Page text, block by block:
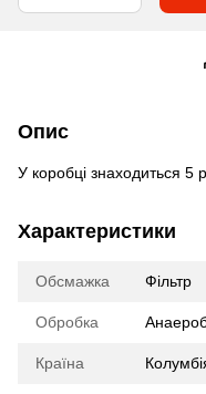
Опис
У коробці знаходиться 5
Характеристики
Обсмажка Фільтр
Обробка
Країна